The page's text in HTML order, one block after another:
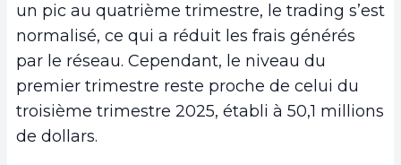
un pic au quatrième trimestre, le trading s’est
normalisé, ce qui a réduit les frais générés
par le réseau. Cependant, le niveau du
premier trimestre reste proche de celui du
troisième trimestre 2025, établi à 50,1 millions
de dollars.